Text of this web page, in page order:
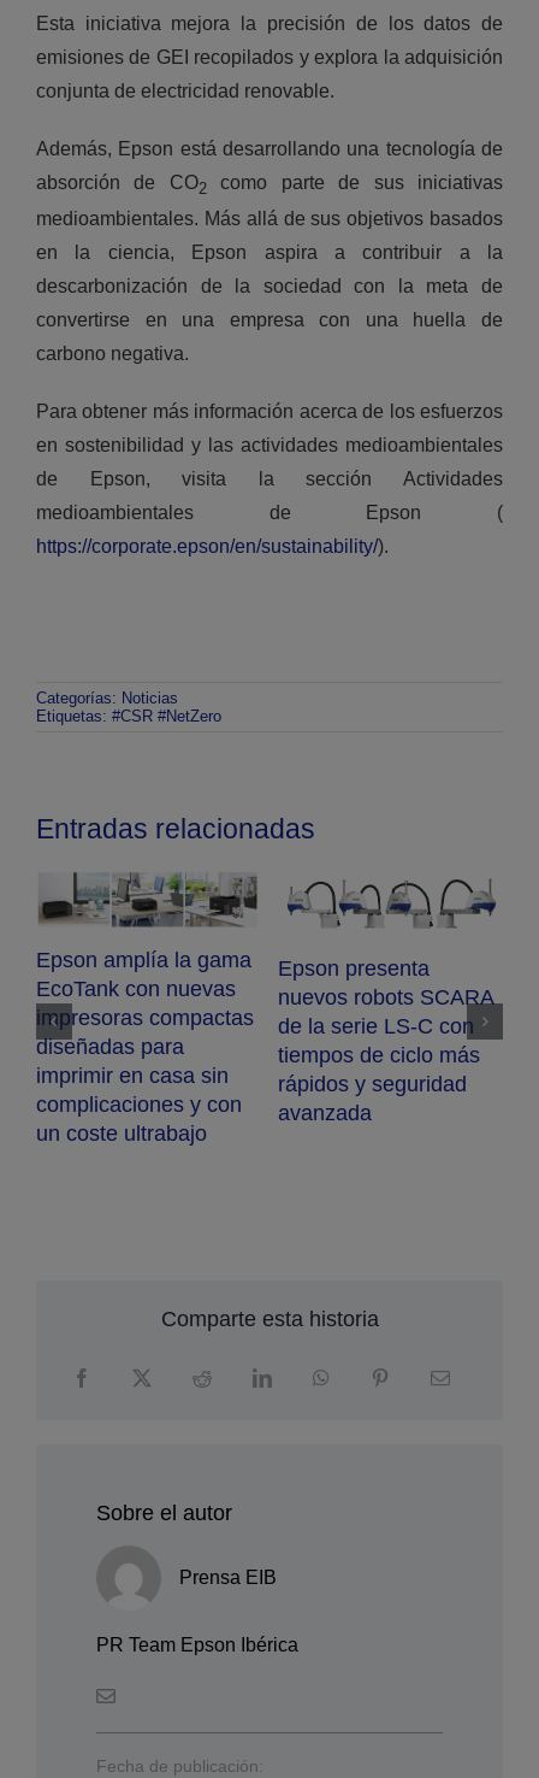
Esta iniciativa mejora la precisión de los datos de
emisiones de GEI recopilados y explora la adquisición
conjunta de electricidad renovable.
Además, Epson está desarrollando una tecnología de
absorción de CO2como parte de sus iniciativas
medioambientales. Más allá de sus objetivos basados
en la ciencia, Epson aspira a contribuir a la
descarbonización de la sociedad con la meta de
convertirse en una empresa con una huella de
carbono negativa.
Para obtener más información acerca de los esfuerzos
en sostenibilidad y las actividades medioambientales
de Epson, visita la sección Actividades
medioambientales de Epson (
https://corporate.epson/en/sustainability/).
Categorías: Noticias
Etiquetas: #CSR #NetZero
Entradas relacionadas
Epson amplía la gama
EcoTank con nuevas
impresoras compactas
diseñadas para
imprimir en casa sin
complicaciones y con
un coste ultrabajo
Epson presenta
nuevos robots SCARA
de la serie LS-C con
tiempos de ciclo más
rápidos y seguridad
avanzada
Comparte esta historia
Sobre el autor
Prensa EIB
PR Team Epson Ibérica
Fecha de publicación: